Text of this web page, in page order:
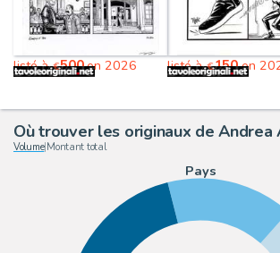
listé à€500en 2026 listé à€150en
Où trouver les originaux de Andrea
Volume| Montant total
Pays